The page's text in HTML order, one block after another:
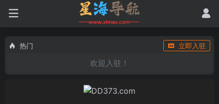
热门 立即入驻
欢迎入驻！